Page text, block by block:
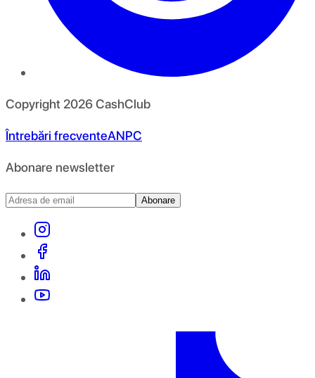
Copyright 2026CashClub
Întrebări frecventeANPC
Abonare newsletter
Abonare